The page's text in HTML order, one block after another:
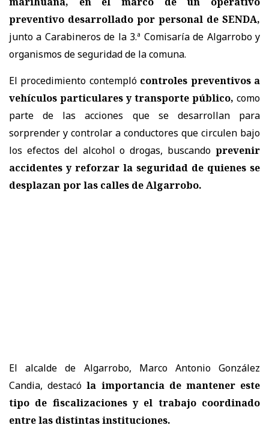
preventivo desarrollado por personal de SENDA,
junto a Carabineros de la 3.ª Comisaría de Algarrobo y
organismos de seguridad de la comuna.
El procedimiento contempló controles preventivos a
vehículos particulares y transporte público, como
parte de las acciones que se desarrollan para
sorprender y controlar a conductores que circulen bajo
los efectos del alcohol o drogas, buscando prevenir
accidentes y reforzar la seguridad de quienes se
desplazan por las calles de Algarrobo.
El alcalde de Algarrobo, Marco Antonio González
Candia, destacó la importancia de mantener este
tipo de fiscalizaciones y el trabajo coordinado
entre las distintas instituciones.